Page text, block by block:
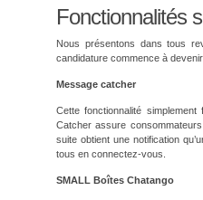
Fonctionnalités
Nous présentons dans tous
candidature commence à
Message catcher
Cette fonctionnalité
Catcher assure
suite obtient une notification
tous en connectez-vous.
SMALL Boîtes Chatango